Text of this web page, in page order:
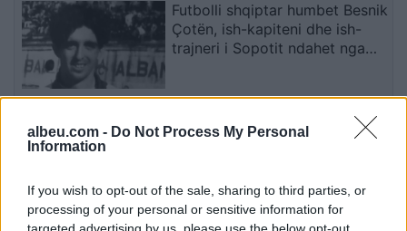
albeu.com - Do Not Process My Personal
Information
If you wish to opt-out of the sale, sharing to third parties, or
processing of your personal or sensitive information for
Futbolli shqiptar humbet Besnik
Çotën, ish-kapiteni dhe ish-
trajneri i Sopotit ndahet nga
Eric Wendt konfirmohet nga
Senati si ambasador i SHBA-së